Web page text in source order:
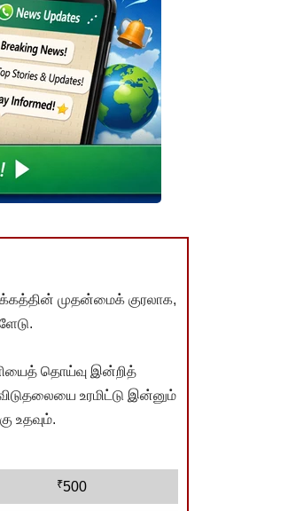
முதன்மைக் குரலாக,
தொய்வு இன்றித்
உரமிட்டு இன்னும்
உதவும்.
₹500